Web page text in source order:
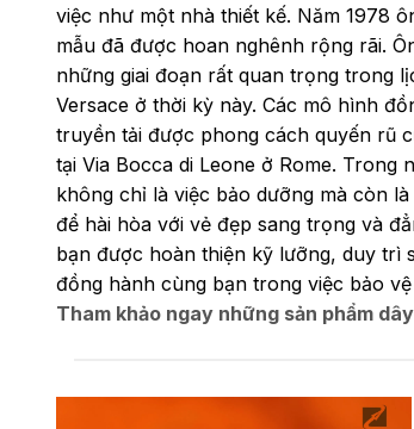
việc như một nhà thiết kế. Năm 1978
mẫu đã được hoan nghênh rộng rãi.
những giai đoạn rất quan trọng trong
Versace ở thời kỳ này. Các mô hình
truyền tải được phong cách quyến rũ
tại Via Bocca di Leone ở Rome. Trong
không chỉ là việc bảo dưỡng mà còn
để hài hòa với vẻ đẹp sang trọng và
bạn được hoàn thiện kỹ lưỡng, duy trì
đồng hành cùng bạn trong việc bảo
Tham khảo ngay những sản phẩm